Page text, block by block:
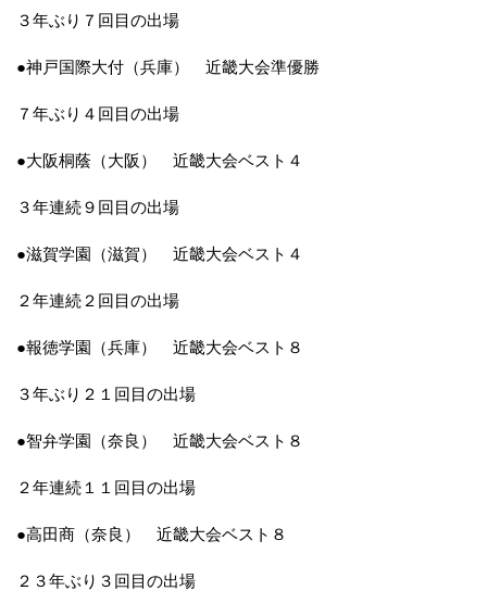
３年ぶり７回目の出場
●神戸国際大付（兵庫） 近畿大会準優勝
７年ぶり４回目の出場
●大阪桐蔭（大阪） 近畿大会ベスト４
３年連続９回目の出場
●滋賀学園（滋賀） 近畿大会ベスト４
２年連続２回目の出場
●報徳学園（兵庫） 近畿大会ベスト８
３年ぶり２１回目の出場
●智弁学園（奈良） 近畿大会ベスト８
２年連続１１回目の出場
●高田商（奈良） 近畿大会ベスト８
２３年ぶり３回目の出場